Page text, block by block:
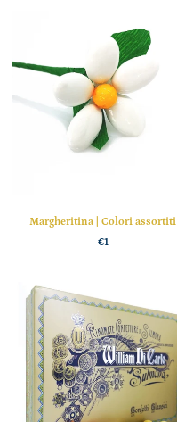
Margheritina | Colori assortiti
€1